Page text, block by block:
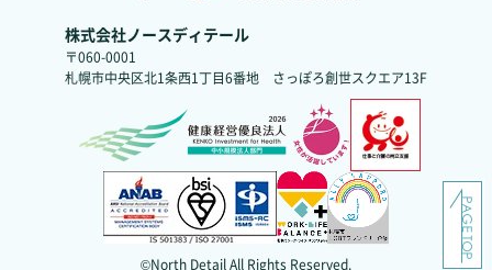
株式会社ノースディテール
〒060-0001
札幌市中央区北1条西1丁目6番地
さっぽろ創世スクエア13F
©North Detail All Rights Reserved.